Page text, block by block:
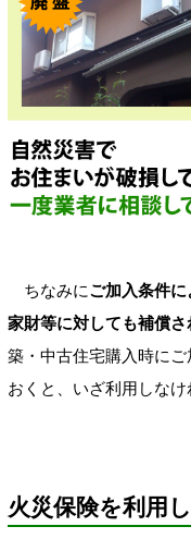
ちなみにご加入条件
家財等に対しても補償
築・中古住宅購入時に
おくと、いざ利用しなけ
火災保険を利用